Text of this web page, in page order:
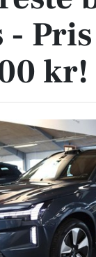
-
kr!